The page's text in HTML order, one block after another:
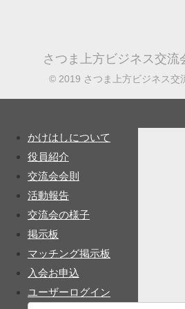
さつま上方ビジネス交流
© 2019 さつま上方ビジネス交
かけはしについて
役員紹介
交流会会則
活動報告
交流会の様子
掲示板
マッチング掲示板
入会お申込
ユーザーログイン